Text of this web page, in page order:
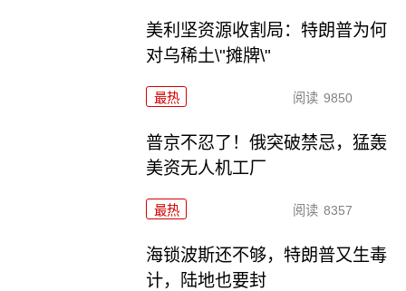
美利坚资源收割局：特朗普为何
对乌稀土\"摊牌\"
最热 阅读 9850
普京不忍了！俄突破禁忌，猛轰
美资无人机工厂
最热 阅读 8357
海锁波斯还不够，特朗普又生毒
计，陆地也要封